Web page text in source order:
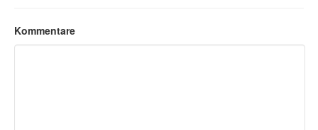
Kommentare